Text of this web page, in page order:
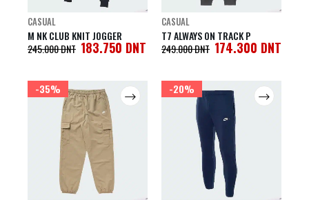
CASUAL
M NK CLUB KNIT JOGGER
245.000DNT 183.750 DNT
CASUAL
T7 ALWAYS ON TRACK P
249.000DNT 174.300 DNT
-35% -20%